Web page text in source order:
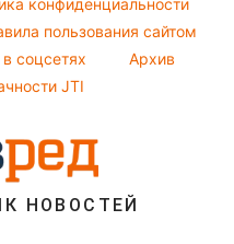
конфиденциальности
пользования сайтом
соцсетях
Архив
JTI
НОВОСТЕЙ